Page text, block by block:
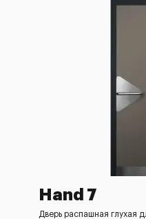
Hand 7
Дверь распашная глухая